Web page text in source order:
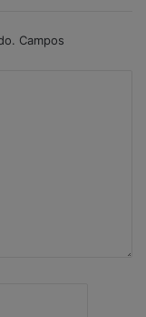
Campos